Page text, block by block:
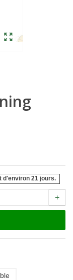
d'environ 21 jours.
+